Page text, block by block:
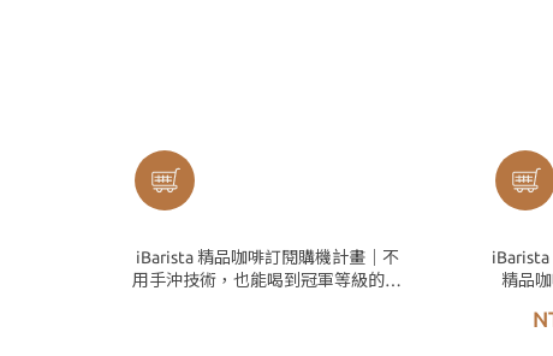
iBarista 精品咖啡訂閱購機計畫｜不
用手沖技術，也能喝到冠軍等級的手
iBarista
精品